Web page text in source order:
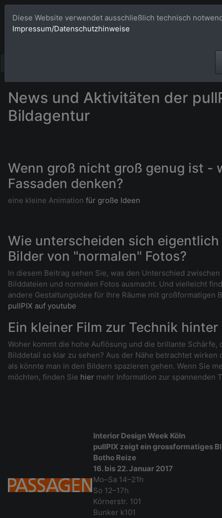
Bildagentur
News und Aktivitäten der
Bildagentur
Wenn groß nicht groß genug ist -
Fassaden denken?
eine kleine Animation für große Ideen
Wie unterscheiden sich
Bilder von "normalen" Fotos?
In diesem Beitrag sehen Sie, was den Unterschied
Bilddateien und normalen Fotos ausmacht. Und vielleicht
andere Gestaltungsidee für Ihre Räume mit großformatigen
pullPIX auf youtube
Ein kleiner Film zur Technik
Woher kommt die hohe Auflösung und die brillante Schärfe,
Bilddetail so klar zu sehen? Aus der Nähe betrachtet wirken
als könnte man in den Bildern spazieren gehen. Wenn Sie
möchten, finden Sie hier mehr Information zur spannenden
Interior Design Week Köln
pullPIX zeigt ein grossformatiges
Botho Reize
16. bis 22. Januar 2017
Mo–Sa 14–21h
So 12–17h
Körnerstr. 101
Bunker k101
Diese Website verwendet ausschließlich technisch
Impressum/Datenschutzhinweise